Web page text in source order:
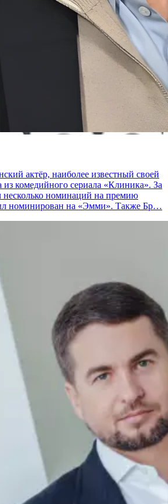
актёр, наиболее известный своей
комедийного сериала «Клиника». За
несколько номинаций на премию
номинирован на «Эмми». Также Бр…